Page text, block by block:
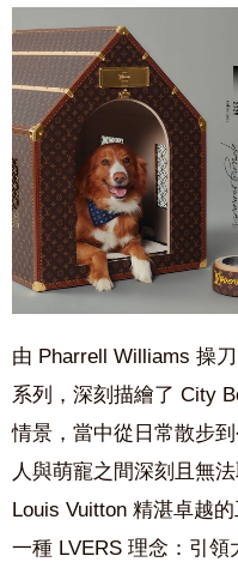
由 Pharrell Williams 操
系列，深刻描繪了 City
情景，當中從日常散步
人與萌寵之間深刻且無
Louis Vuitton 精湛卓越
一種 LVERS 理念：引